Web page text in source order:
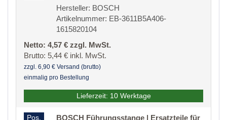
Hersteller: BOSCH
Artikelnummer: EB-3611B5A406-
1615820104
Netto: 4,57 € zzgl. MwSt.
Brutto: 5,44 € inkl. MwSt.
zzgl. 6,90 € Versand (brutto)
einmalig pro Bestellung
Lieferzeit: 10 Werktage
Pos. BOSCH Führungsstange | Ersatzteile für